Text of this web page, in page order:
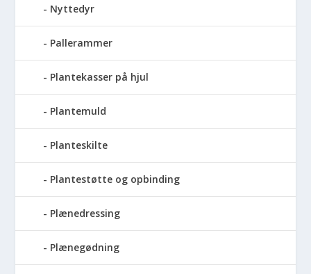
Nyttedyr
Pallerammer
Plantekasser på hjul
Plantemuld
Planteskilte
Plantestøtte og opbinding
Plænedressing
Plænegødning